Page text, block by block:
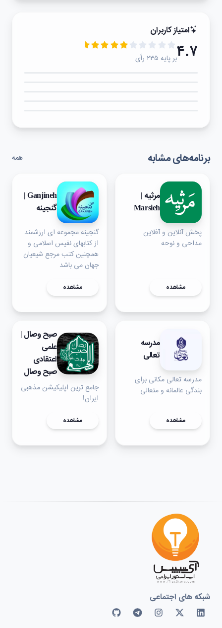
امتیاز کاربران
۴.۷بر پایه ۲۳۵ رأی
برنامه‌های مشابه همه
مرثیه |
Marsieh
پخش آنلاین و آفلاین
مداحی و نوحه
مشاهده
Ganjineh |
گنجینه
گنجینه مجموعه ای ارزشمند
از کتابهای نفیس اسلامی و
همچنین کتب مرجع شیعیان
جهان می باشد
مشاهده
مدرسه
تعالی
مدرسه تعالی مکانی برای
بندگی عالمانه و متعالی
مشاهده
صبح وصال |
علمی
اعتقادی
صبح وصال
جامع ترین اپلیکیشن مذهبی
ایران!
مشاهده
شبکه های اجتماعی